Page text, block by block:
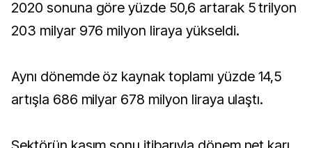
2020 sonuna göre yüzde 50,6 artarak 5 trilyon
203 milyar 976 milyon liraya yükseldi.
Aynı dönemde öz kaynak toplamı yüzde 14,5
artışla 686 milyar 678 milyon liraya ulaştı.